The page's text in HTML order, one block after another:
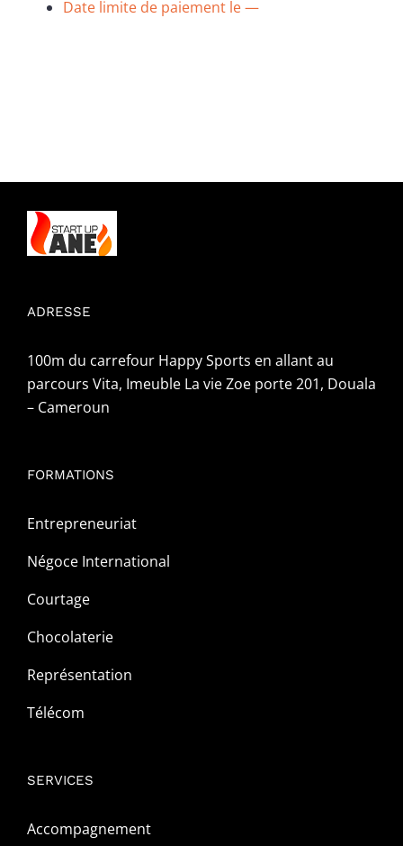
Date limite de paiement le —
ADRESSE
100m du carrefour Happy Sports en allant au
parcours Vita, Imeuble La vie Zoe porte 201, Douala
– Cameroun
FORMATIONS
Entrepreneuriat
Négoce International
Courtage
Chocolaterie
Représentation
Télécom
SERVICES
Accompagnement